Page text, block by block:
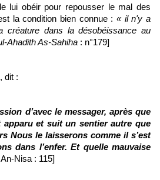
lui obéir pour repousser le mal des
la condition bien connue : « il n'y a
créature dans la désobéissance au
Ahadith As-Sahiha : n°179]
dit :
d’avec le messager, après que
et suit un sentier autre que
Nous le laisserons comme il s’est
dans l’enfer. Et quelle mauvaise
Nisa : 115]